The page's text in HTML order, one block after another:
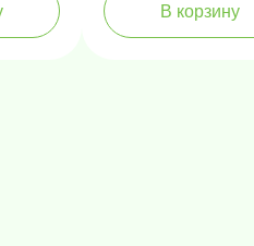
В корзину